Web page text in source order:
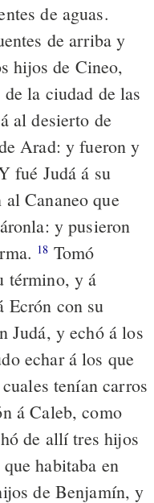
de aguas.
de arriba y
hijos de Cineo,
la ciudad de las
al desierto de
Arad: y fueron y
fué Judá á su
Cananeo que
y pusieron
18 Tomó
término, y á
Ecrón con su
Judá, y echó á los
echar á los que
tenían carros
á Caleb, como
de allí tres hijos
habitaba en
de Benjamín, y